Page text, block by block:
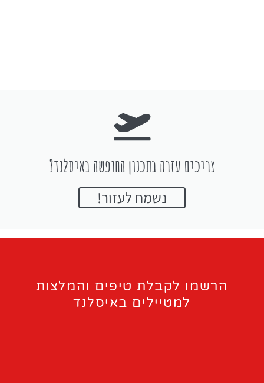
צריכים עזרה בתכנון החופשה באיסלנד?
נשמח לעזור!
הרשמו לקבלת טיפים והמלצות
למטיילים באיסלנד